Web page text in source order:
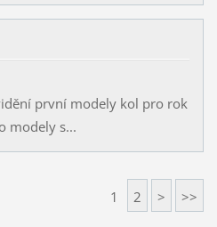
první modely kol pro rok
modely s...
1 2 > >>